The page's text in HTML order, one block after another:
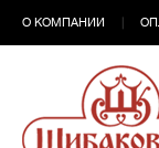
О КОМПАНИИ